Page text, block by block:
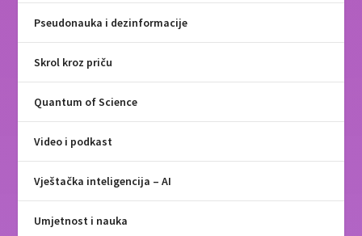
Pseudonauka i dezinformacije
Skrol kroz priču
Quantum of Science
Video i podkast
Vještačka inteligencija – AI
Umjetnost i nauka